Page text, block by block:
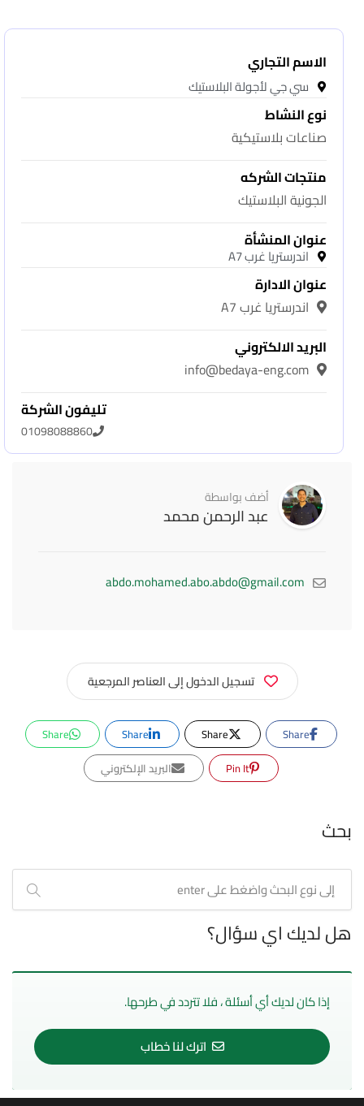
الاسم التجاري
سي جي لأجولة البلاستيك
نوع النشاط
صناعات بلاستيكية
منتجات الشركه
الجونية البلاستيك
عنوان المنشأة
اندرستريا غرب A7
عنوان الادارة
اندرستريا غرب A7
البريد الالكتروني
info@bedaya-eng.com
تليفون الشركة
01098088860
أضف بواسطة
عبد الرحمن محمد
abdo.mohamed.abo.abdo@gmail.com
تسجيل الدخول إلى العناصر المرجعية
Share
Share
Share
Share
Pin It
البريد الإلكتروني
بحث
هل لديك اي سؤال؟
إذا كان لديك أي أسئلة ، فلا تتردد في طرحها.
اترك لنا خطاب